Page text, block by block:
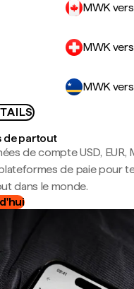
MWK
MWK
MWK
de partout
de compte USD, EUR,
de paie pour
dans le monde.